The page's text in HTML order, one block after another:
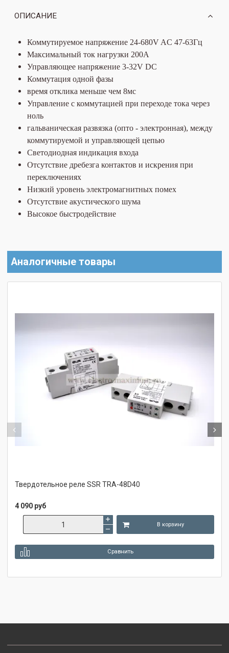
ОПИСАНИЕ
Коммутируемое напряжение 24-680V AC 47-63Гц
Максимальный ток нагрузки 200А
Управляющее напряжение 3-32V DC
Коммутация одной фазы
время отклика меньше чем 8мс
Управление с коммутацией при переходе тока через
ноль
гальваническая развязка (опто - электронная), между
коммутируемой и управляющей цепью
Светодиодная индикация входа
Отсутствие дребезга контактов и искрения при
переключениях
Низкий уровень электромагнитных помех
Отсутствие акустического шума
Высокое быстродействие
Аналогичные товары
Твердотельное реле SSR TRA-48D40
4 090 руб
В корзину
Сравнить